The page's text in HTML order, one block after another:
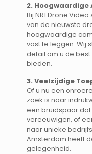
2.
Bij NR1 Drone
van de nieuwste
hoogwaardige
vast te leggen. Wij
detail om u de
bieden.
3. Veelzijdige
Of u nu een
zoek is naar
een bruidspaar
vereeuwigen, of
naar unieke
Amsterdam heeft
gelegenheid.